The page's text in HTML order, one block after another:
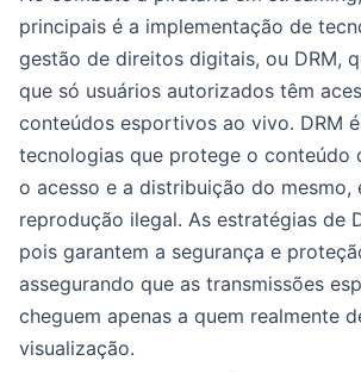
principais é a implementação de
gestão de direitos digitais, ou DRM,
que só usuários autorizados têm
conteúdos esportivos ao vivo. DRM
tecnologias que protege o conteúdo
o acesso e a distribuição do mesmo,
reprodução ilegal. As estratégias de
pois garantem a segurança e
assegurando que as transmissões
cheguem apenas a quem realmente
visualização.